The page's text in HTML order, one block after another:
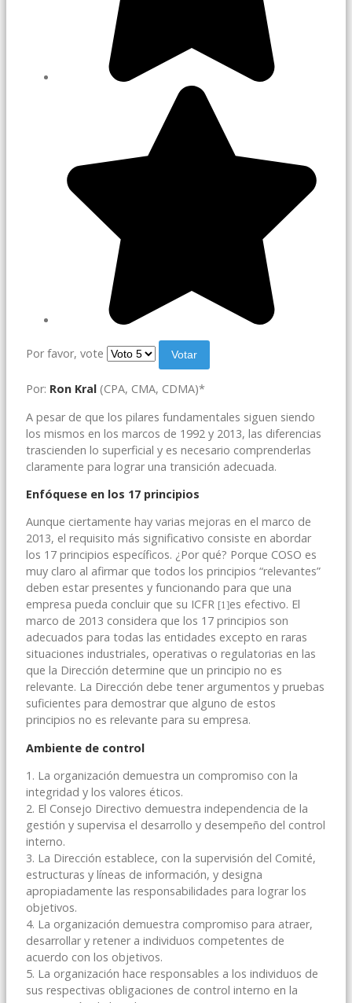
Por favor, vote
Por: Ron Kral (CPA, CMA, CDMA)*
A pesar de que los pilares fundamentales siguen siendo
los mismos en los marcos de 1992 y 2013, las diferencias
trascienden lo superficial y es necesario comprenderlas
claramente para lograr una transición adecuada.
Enfóquese en los 17 principios
Aunque ciertamente hay varias mejoras en el marco de
2013, el requisito más significativo consiste en abordar
los 17 principios específicos. ¿Por qué? Porque COSO es
muy claro al afirmar que todos los principios “relevantes”
deben estar presentes y funcionando para que una
empresa pueda concluir que su ICFR [1]es efectivo. El
marco de 2013 considera que los 17 principios son
adecuados para todas las entidades excepto en raras
situaciones industriales, operativas o regulatorias en las
que la Dirección determine que un principio no es
relevante. La Dirección debe tener argumentos y pruebas
suficientes para demostrar que alguno de estos
principios no es relevante para su empresa.
Ambiente de control
1. La organización demuestra un compromiso con la
integridad y los valores éticos.
2. El Consejo Directivo demuestra independencia de la
gestión y supervisa el desarrollo y desempeño del control
interno.
3. La Dirección establece, con la supervisión del Comité,
estructuras y líneas de información, y designa
apropiadamente las responsabilidades para lograr los
objetivos.
4. La organización demuestra compromiso para atraer,
desarrollar y retener a individuos competentes de
acuerdo con los objetivos.
5. La organización hace responsables a los individuos de
sus respectivas obligaciones de control interno en la